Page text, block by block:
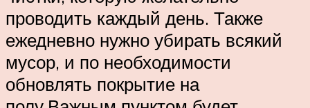
проводить каждый день. Также
ежедневно нужно убирать всякий
мусор, и по необходимости
обновлять покрытие на